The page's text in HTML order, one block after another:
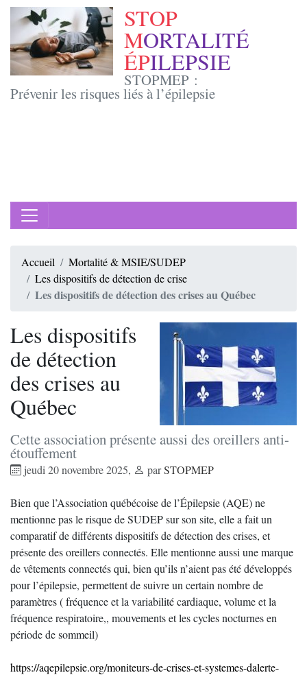
STOP
MORTALITÉ
ÉPILEPSIE
STOPMEP :
Prévenir les risques liés à l’épilepsie
Accueil
Mortalité & MSIE/SUDEP
Les dispositifs de détection de crise
Les dispositifs de détection des crises au Québec
Les dispositifs
de détection
des crises au
Québec
Cette association présente aussi des oreillers anti-
étouffement
jeudi 20 novembre 2025, parSTOPMEP
Bien que l’Association québécoise de l’Épilepsie (AQE) ne
mentionne pas le risque de SUDEP sur son site, elle a fait un
comparatif de différents dispositifs de détection des crises, et
présente des oreillers connectés. Elle mentionne aussi une marque
de vêtements connectés qui, bien qu’ils n’aient pas été développés
pour l’épilepsie, permettent de suivre un certain nombre de
paramètres ( fréquence et la variabilité cardiaque, volume et la
fréquence respiratoire,, mouvements et les cycles nocturnes en
période de sommeil)
https://aqepilepsie.org/moniteurs-de-crises-et-systemes-dalerte-